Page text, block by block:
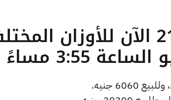
ما هو سعر الذهب عيار 21 الآن للأوزان